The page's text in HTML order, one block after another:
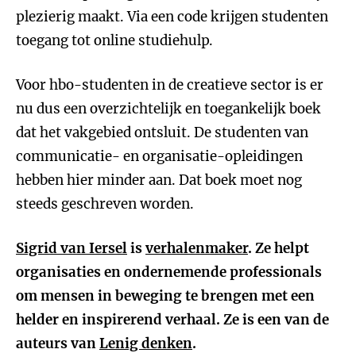
plezierig maakt. Via een code krijgen studenten
toegang tot online studiehulp.
Voor hbo-studenten in de creatieve sector is er
nu dus een overzichtelijk en toegankelijk boek
dat het vakgebied ontsluit. De studenten van
communicatie- en organisatie-opleidingen
hebben hier minder aan. Dat boek moet nog
steeds geschreven worden.
Sigrid van Ierselisverhalenmaker. Ze helpt
organisaties en ondernemende professionals
om mensen in beweging te brengen met een
helder en inspirerend verhaal. Ze is een van de
auteurs vanLenig denken.